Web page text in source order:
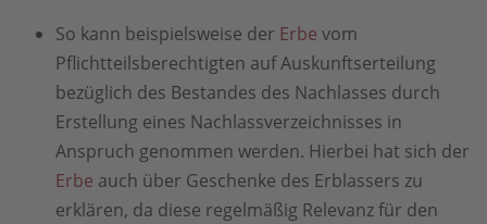
So kann beispielsweise der Erbe vom
Pflichtteilsberechtigten auf Auskunftserteilung
bezüglich des Bestandes des Nachlasses durch
Erstellung eines Nachlassverzeichnisses in
Anspruch genommen werden. Hierbei hat sich der
Erbe auch über Geschenke des Erblassers zu
erklären, da diese regelmäßig Relevanz für den